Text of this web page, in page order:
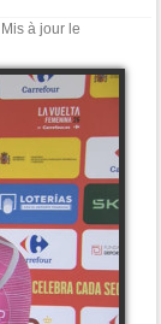
Mis à jour le